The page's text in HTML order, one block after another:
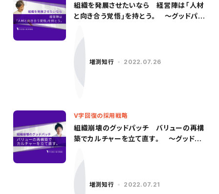
組織を発展させたいなら 経営陣は「人材
と向き合う覚悟」を持とう。 〜グッドパッ
増渕知行 2022.07.26
V字回復の採用戦略
組織崩壊のグッドパッチ バリューの再構
築でカルチャーを立て直す。 〜グッドパ
増渕知行 2022.07.21